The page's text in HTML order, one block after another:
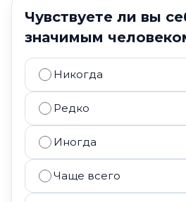
Чувствуете ли вы
значимым
Никогда
Редко
Иногда
Чаще всего